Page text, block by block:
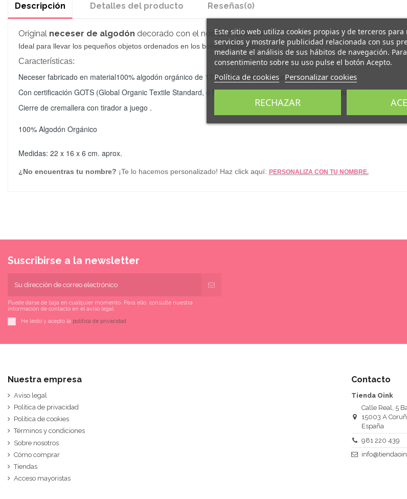
Descripción Detalles del producto Reseñas(0)
Originalneceser de algodón decorado con el nombre"Cristina".
Ideal para llevar los pequeños objetos ordenados en los bolsos y mochilas.
Características:
Neceser fabricado en material100% algodón orgánico de 175g/m2 y en tono natural.
Con certificación GOTS (Global Organic Textile Standard, ó Norma Mundial de Textiles Orgánicos) que garantiza que
Cierre de cremallera con tirador a juego .
100% Algodón Orgánico
Medidas: 22 x 16 x 6 cm. aprox.
¿No encuentras tu nombre? ¡Te lo hacemos personalizado! Haz click aquí: PERSONALIZA CON TU NOMBRE.
Suscribirse a la newsletter
Puede darse de baja en cualquier momento. Para ello, consulte nuestra
información de contacto en el aviso legal.
He leído y acepto la política de privacidad
Nuestra empresa
Aviso legal
Política de privacidad
Política de cookies
Términos y condiciones
Sobre nosotros
Cómo comprar
Tiendas
Acceso mayoristas
Contacto
Tienda Oink
Calle Real, 5
15003 A
España
981 220 439
Este sitio web utiliza cookies propias y de terceros
servicios y mostrarle publicidad relacionada con sus
mediante el análisis de sus hábitos de navegación.
consentimiento sobre su uso pulse el botón Acepto.
Política de cookies Personalizar cookies
RECHAZAR